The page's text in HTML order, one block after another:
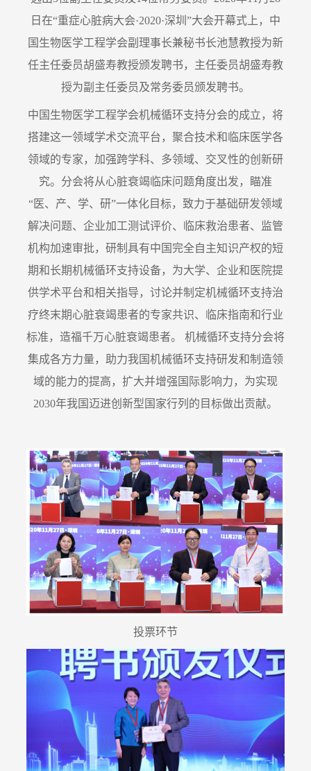
日在“重症心脏病大会·2020·深圳”大会开幕式上，中
国生物医学工程学会副理事长兼秘书长池慧教授为新
任主任委员胡盛寿教授颁发聘书，主任委员胡盛寿教
授为副主任委员及常务委员颁发聘书。
中国生物医学工程学会机械循环支持分会的成立，将
搭建这一领域学术交流平台，聚合技术和临床医学各
领域的专家，加强跨学科、多领域、交叉性的创新研
究。分会将从心脏衰竭临床问题角度出发，瞄准
“医、产、学、研”一体化目标，致力于基础研发领域
解决问题、企业加工测试评价、临床救治患者、监管
机构加速审批，研制具有中国完全自主知识产权的短
期和长期机械循环支持设备，为大学、企业和医院提
供学术平台和相关指导，讨论并制定机械循环支持治
疗终末期心脏衰竭患者的专家共识、临床指南和行业
标准，造福千万心脏衰竭患者。 机械循环支持分会将
集成各方力量，助力我国机械循环支持研发和制造领
域的能力的提高，扩大并增强国际影响力，为实现
2030年我国迈进创新型国家行列的目标做出贡献。
投票环节